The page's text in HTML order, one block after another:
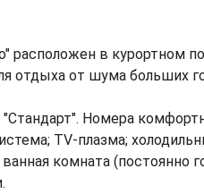
в курортном
отдыха от шума больших
Номера
TV-плазма;
комната (постоянно